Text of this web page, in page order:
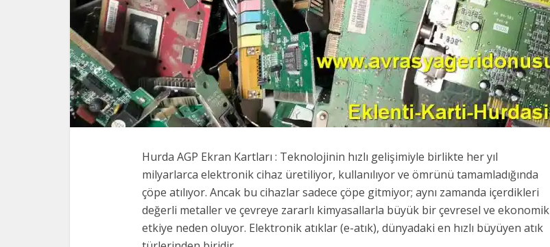
Hurda AGP Ekran Kartları : Teknolojinin hızlı gelişimiyle birlikte her yıl
milyarlarca elektronik cihaz üretiliyor, kullanılıyor ve ömrünü tamamladığında
çöpe atılıyor. Ancak bu cihazlar sadece çöpe gitmiyor; aynı zamanda içerdikleri
değerli metaller ve çevreye zararlı kimyasallarla büyük bir çevresel ve ekonomik
etkiye neden oluyor. Elektronik atıklar (e-atık), dünyadaki en hızlı büyüyen atık